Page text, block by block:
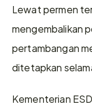
Lewat permen
mengembalikan
pertambangan
ditetapkan
Kementerian